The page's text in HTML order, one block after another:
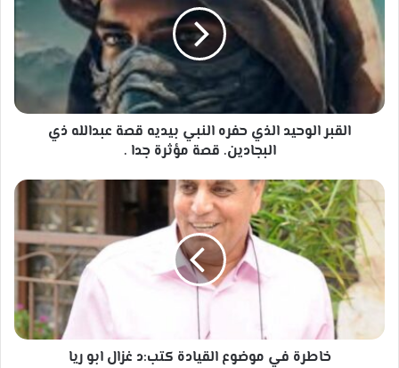
حفره
النبي
بيديه
قصة
عبدالله
ذي
البجادين.
جدا
.
القبر الوحيد الذي حفره النبي بيديه قصة عبدالله ذي
البجادين. قصة مؤثرة جدا .
خاطرة
في
موضوع
القيادة
كتب:د
غزال
ابو
خاطرة في موضوع القيادة كتب:د غزال ابو ريا